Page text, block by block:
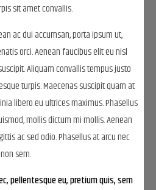
sit amet convallis.
ac dui accumsan, porta ipsum ut,
orci. Aenean faucibus elit eu nisl
Aliquam convallis tempus justo
turpis. Maecenas suscipit quam at
libero eu ultrices maximus. Phasellus
mollis dictum mi mollis. Aenean
ac sed odio. Phasellus at arcu nec
sem.
pellentesque eu, pretium quis, sem